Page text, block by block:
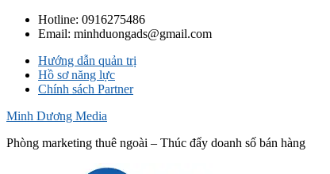
Hotline: 0916275486
Email: minhduongads@gmail.com
Hướng dẫn quản trị
Hồ sơ năng lực
Chính sách Partner
Minh Dương Media
Phòng marketing thuê ngoài – Thúc đẩy doanh số bán hàng